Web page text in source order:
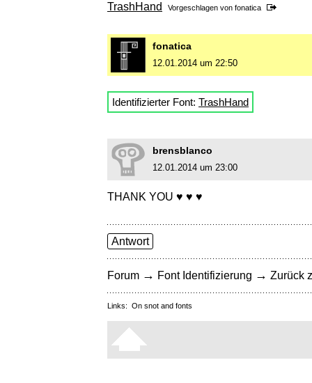
TrashHand Vorgeschlagen von fonatica
fonatica
12.01.2014 um 22:50
Identifizierter Font: TrashHand
brensblanco
12.01.2014 um 23:00
THANK YOU ♥ ♥ ♥
Antwort
Forum → Font Identifizierung → Zurück
Links: On snot and fonts